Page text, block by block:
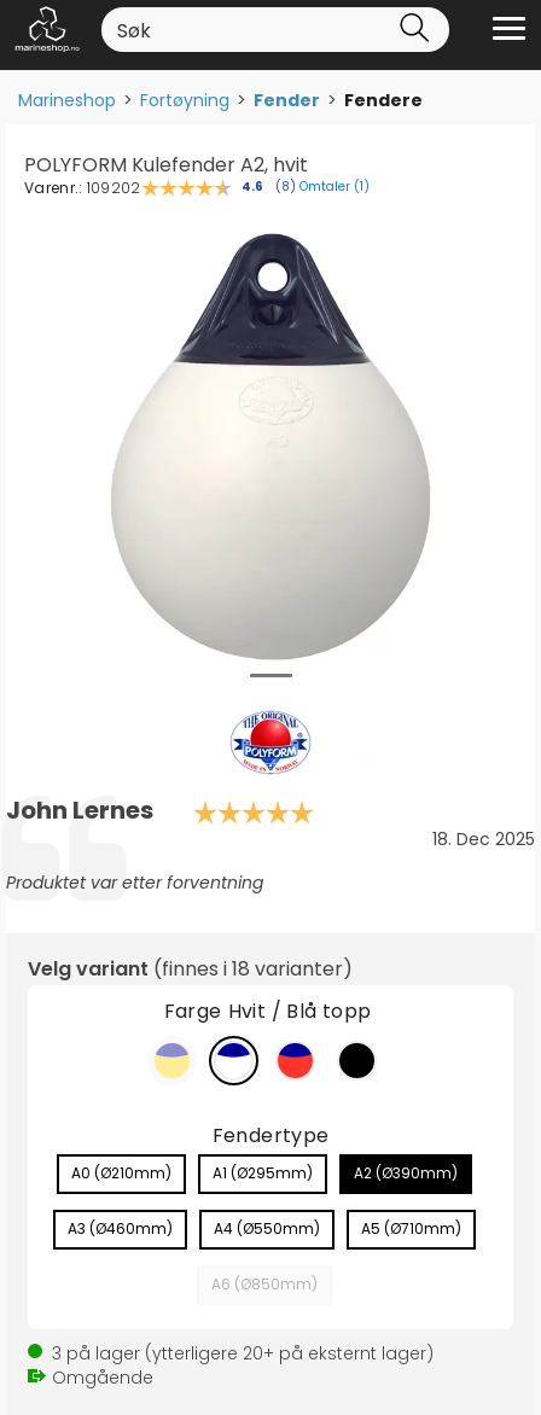
Marineshop>Fortøyning>Fender>Fendere
POLYFORM Kulefender A2, hvit
Varenr.: 109202 Gjennomsnittskarakter:
4.6 (stemmer:
8) Omtaler (1)
Testimonial
Forfatter:
John Lernes
Dato:
18. Dec 2025
Tekst:
Produktet var etter forventning
Velg variant (finnes i18 varianter)
Farge Hvit / Blå topp
Fendertype
A0 (Ø210mm) A1 (Ø295mm) A2 (Ø390mm)
A3 (Ø460mm) A4 (Ø550mm) A5 (Ø710mm)
A6 (Ø850mm)
3 på lager (ytterligere 20+ på eksternt lager)
Omgående